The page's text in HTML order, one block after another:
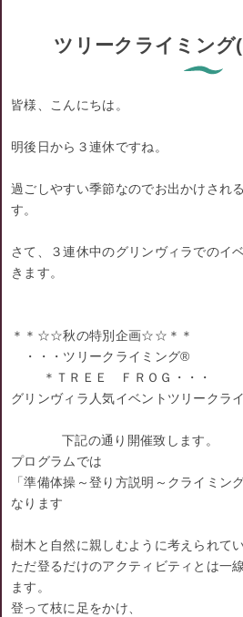
ツリークライミング
皆様、こんにちは。
明後日から３連休ですね。
過ごしやすい季節なのでお出かけされ
す。
さて、３連休中のグリンヴィラでのイ
きます。
＊＊☆☆秋の特別企画☆☆＊＊
・・・ツリークライミング®
＊ＴＲＥＥ ＦＲＯＧ・・・
グリンヴィラ人気イベントツリークラ
下記の通り開催致します。
プログラムでは
「準備体操～登り方説明～クライミン
なります
樹木と自然に親しむように考えられて
ただ登るだけのアクティビティとは一
ます。
登って枝に足をかけ、